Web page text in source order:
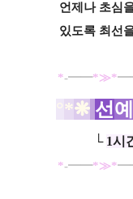
언제나 초심
있도록 최선
*-━━*≫*
*❋ 선
└ 1시
*-━━*≫*